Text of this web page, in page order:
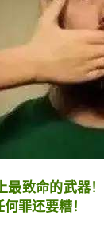
最致命的武器
罪还要糟！